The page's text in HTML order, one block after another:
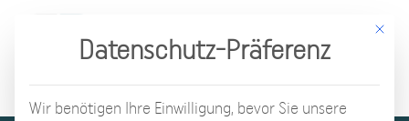
Mit
Datenschutz-Präferenz
Wir benötigen Ihre Einwilligung, bevor Sie unsere